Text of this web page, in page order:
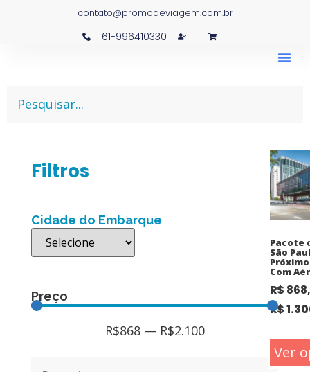
contato@promodeviagem.com.br
61-996410330
Filtros
Cidade do Embarque
Preço
R$868— R$2.100
Pacote
São
Com
R$
R$
Ver